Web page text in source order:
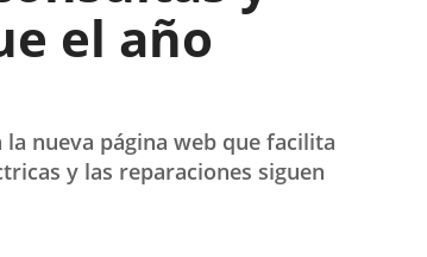
el año
nueva página web que facilita
y las reparaciones siguen